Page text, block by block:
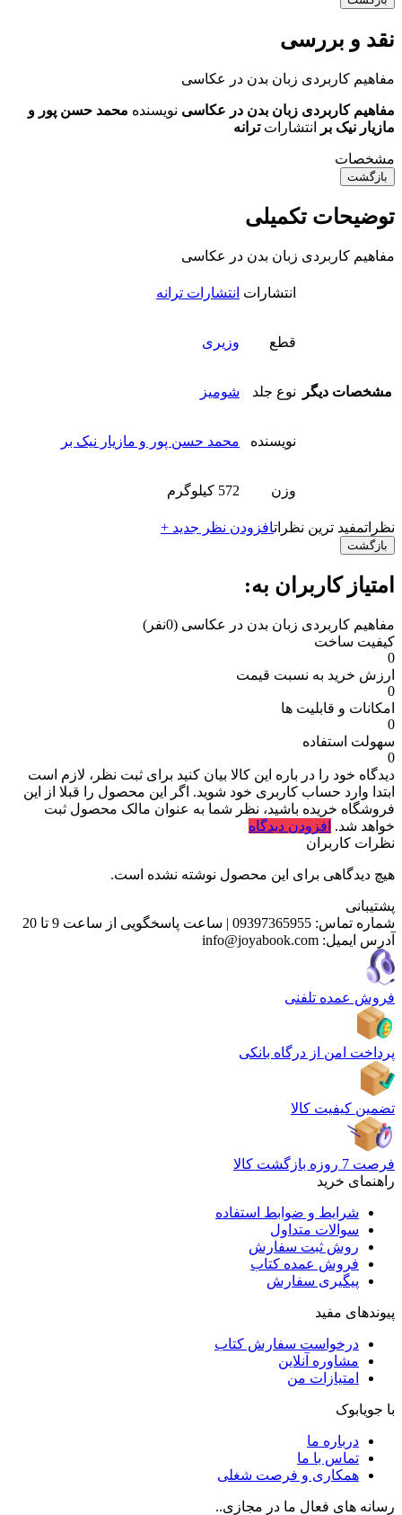
نقد و بررسی
مفاهیم کاربردی زبان بدن در عکاسی
مفاهیم کاربردی زبان بدن در عکاسی نویسنده محمد حسن پور و
مازیار نیک بر
انتشارات ترانه
مشخصات
بازگشت
توضیحات تکمیلی
مفاهیم کاربردی زبان بدن در عکاسی
مشخصات دیگر
انتشارات انتشارات ترانه
قطع وزیری
نوع جلد شومیز
نویسنده محمد حسن پور و مازیار نیک بر
وزن 572 کیلوگرم
نظراتمفید ترین نظراتافزودن نظر جدید +
بازگشت
امتیاز کاربران به:
مفاهیم کاربردی زبان بدن در عکاسی (0نفر)
کیفیت ساخت
0
ارزش خرید به نسبت قیمت
0
امکانات و قابلیت ها
0
سهولت استفاده
0
دیدگاه خود را در باره این کالا بیان کنید برای ثبت نظر، لازم است
ابتدا وارد حساب کاربری خود شوید. اگر این محصول را قبلا از این
فروشگاه خریده باشید، نظر شما به عنوان مالک محصول ثبت
خواهد شد. افزودن دیدگاه
نظرات کاربران
هیچ دیدگاهی برای این محصول نوشته نشده است.
پشتیبانی
شماره تماس: 09397365955
| ساعت پاسخگویی از ساعت 9 تا 20
آدرس ایمیل: info@joyabook.com
فروش عمده تلفنی
پرداخت امن از درگاه بانکی
تضمین کیفیت کالا
فرصت 7 روزه بازگشت کالا
راهنمای خرید
شرایط و ضوابط استفاده
سوالات متداول
روش ثبت سفارش
فروش عمده کتاب
پیگیری سفارش
پیوندهای مفید
درخواست سفارش کتاب
مشاوره آنلاین
امتیازات من
با جویابوک
درباره ما
تماس با ما
همکاری و فرصت شغلی
رسانه های فعال ما در مجازی..